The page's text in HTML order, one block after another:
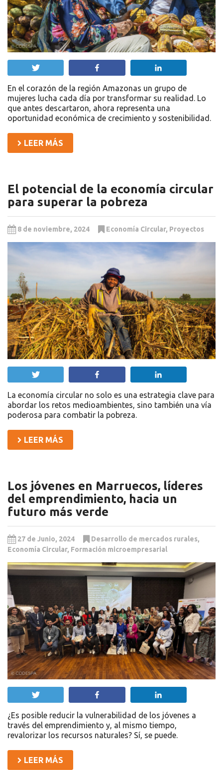
En el corazón de la región Amazonas un grupo de
mujeres lucha cada día por transformar su realidad. Lo
que antes descartaron, ahora representa una
oportunidad económica de crecimiento y sostenibilidad.
LEER MÁS
El potencial de la economía circular
para superar la pobreza
8 de noviembre, 2024 Economía Circular, Proyectos
La economía circular no solo es una estrategia clave para
abordar los retos medioambientes, sino también una vía
poderosa para combatir la pobreza.
LEER MÁS
Los jóvenes en Marruecos, líderes
del emprendimiento, hacia un
futuro más verde
27 de Junio, 2024 Desarrollo de mercados rurales,
Economía Circular, Formación microempresarial
¿Es posible reducir la vulnerabilidad de los jóvenes a
través del emprendimiento y, al mismo tiempo,
revalorizar los recursos naturales? Sí, se puede.
LEER MÁS